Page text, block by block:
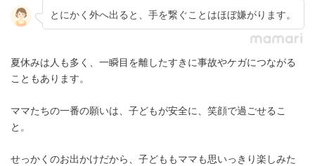
とにかく外へ出ると、手を繋ぐことはほぼ嫌がります。
夏休みは人も多く、一瞬目を離したすきに事故やケガにつながる
こともあります。
ママたちの一番の願いは、子どもが安全に、笑顔で過ごせるこ
と。
せっかくのお出かけだから、子どももママも思いっきり楽しみた